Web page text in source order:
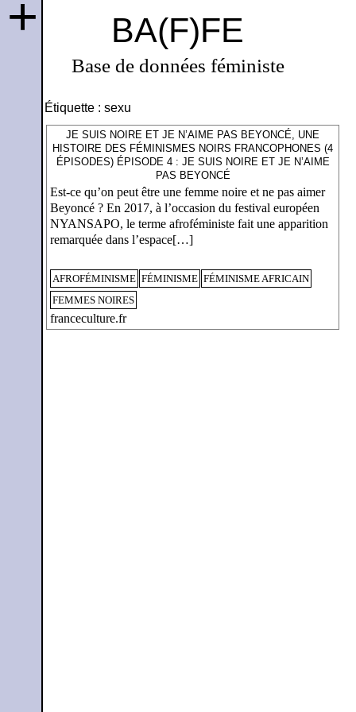
BA(F)FE
Base de données féministe
+
Étiquette : sexu
JE SUIS NOIRE ET JE N’AIME PAS BEYONCÉ, UNE
HISTOIRE DES FÉMINISMES NOIRS FRANCOPHONES (4
ÉPISODES) ÉPISODE 4 : JE SUIS NOIRE ET JE N’AIME
PAS BEYONCÉ
Est-ce qu’on peut être une femme noire et ne pas aimer
Beyoncé ? En 2017, à l’occasion du festival européen
NYANSAPO, le terme afroféministe fait une apparition
remarquée dans l’espace[…]
AFROFÉMINISME FÉMINISME FÉMINISME AFRICAIN
FEMMES NOIRES
franceculture.fr